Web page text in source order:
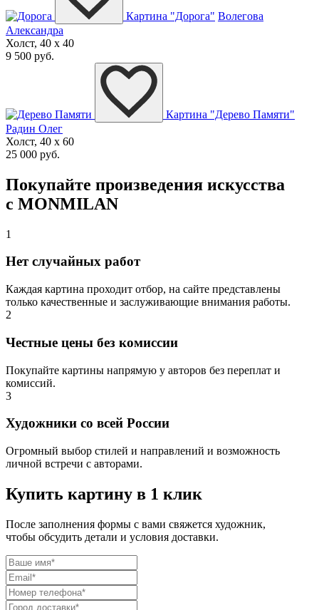
Картина "Дорога" Волегова
Александра
Холст, 40 x 40
9 500 руб.
Картина "Дерево Памяти"
Радин Олег
Холст, 40 x 60
25 000 руб.
Покупайте произведения искусства
с MONMILAN
1
Нет случайных работ
Каждая картина проходит отбор, на сайте представлены
только качественные и заслуживающие внимания работы.
2
Честные цены без комиссии
Покупайте картины напрямую у авторов без переплат и
комиссий.
3
Художники со всей России
Огромный выбор стилей и направлений и возможность
личной встречи с авторами.
Купить картину в 1 клик
После заполнения формы с вами свяжется художник,
чтобы обсудить детали и условия доставки.